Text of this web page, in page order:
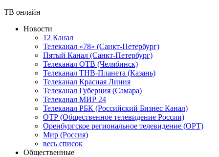
ТВ онлайн
Новости
12 Канал
Телеканал «78» (Санкт-Петербург)
Пятый Канал (Санкт-Петербург)
Телеканал ОТВ (Челябинск)
Телеканал ТНВ-Планета (Казань)
Телеканал Красная Линия
Телеканал Губерния (Самара)
Телеканал МИР 24
Телеканал РБК (Российский Бизнес Канал)
ОТР (Общественное телевидение России)
Оренбургское региональное телевидение (ОРТ)
Мир (Россия)
весь список
Общественные